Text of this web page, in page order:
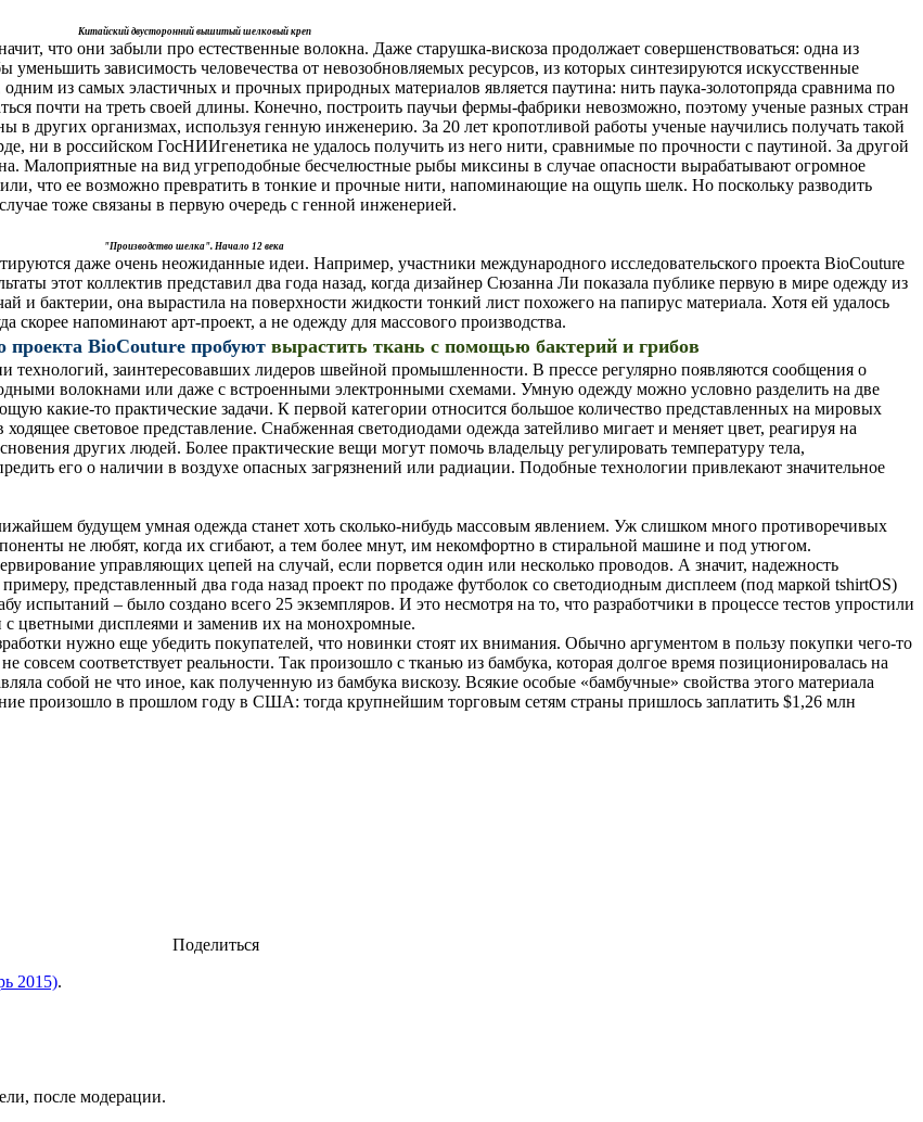
Китайский двусторонний вышитый шелковый креп
что они забыли про естественные волокна. Даже старушка-вискоза продолжает совершенствоваться: одна из
зависимость человечества от невозобновляемых ресурсов, из которых синтезируются искусственные
из самых эластичных и прочных природных материалов является паутина: нить паука-золотопряда сравнима по
почти на треть своей длины. Конечно, построить паучьи фермы-фабрики невозможно, поэтому ученые разных стран
в других организмах, используя генную инженерию. За 20 лет кропотливой работы ученые научились получать такой
ни в российском ГосНИИгенетика не удалось получить из него нити, сравнимые по прочности с паутиной. За другой
Малоприятные на вид угреподобные бесчелюстные рыбы миксины в случае опасности вырабатывают огромное
что ее возможно превратить в тонкие и прочные нити, напоминающие на ощупь шелк. Но поскольку разводить
тоже связаны в первую очередь с генной инженерией.
"Производство шелка". Начало 12 века
даже очень неожиданные идеи. Например, участники международного исследовательского проекта BioCouture
этот коллектив представил два года назад, когда дизайнер Сюзанна Ли показала публике первую в мире одежду из
бактерии, она вырастила на поверхности жидкости тонкий лист похожего на папирус материала. Хотя ей удалось
скорее напоминают арт-проект, а не одежду для массового производства.
проекта BioCouture пробуют вырастить ткань с помощью бактерий и грибов
технологий, заинтересовавших лидеров швейной промышленности. В прессе регулярно появляются сообщения о
волокнами или даже с встроенными электронными схемами. Умную одежду можно условно разделить на две
какие-то практические задачи. К первой категории относится большое количество представленных на мировых
световое представление. Снабженная светодиодами одежда затейливо мигает и меняет цвет, реагируя на
других людей. Более практические вещи могут помочь владельцу регулировать температуру тела,
его о наличии в воздухе опасных загрязнений или радиации. Подобные технологии привлекают значительное
будущем умная одежда станет хоть сколько-нибудь массовым явлением. Уж слишком много противоречивых
не любят, когда их сгибают, а тем более мнут, им некомфортно в стиральной машине и под утюгом.
управляющих цепей на случай, если порвется один или несколько проводов. А значит, надежность
представленный два года назад проект по продаже футболок со светодиодным дисплеем (под маркой tshirtOS)
испытаний – было создано всего 25 экземпляров. И это несмотря на то, что разработчики в процессе тестов упростили
с цветными дисплеями и заменив их на монохромные.
нужно еще убедить покупателей, что новинки стоят их внимания. Обычно аргументом в пользу покупки чего-то
совсем соответствует реальности. Так произошло с тканью из бамбука, которая долгое время позиционировалась на
собой не что иное, как полученную из бамбука вискозу. Всякие особые «бамбучные» свойства этого материала
произошло в прошлом году в США: тогда крупнейшим торговым сетям страны пришлось заплатить $1,26 млн
Поделиться
2015).
после модерации.